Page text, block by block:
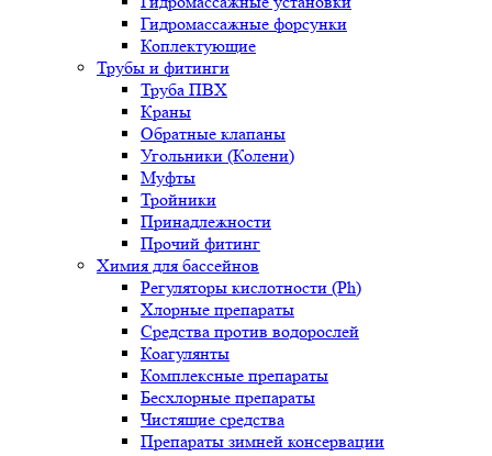
Гидромассажные форсунки
Коплектующие
Трубы и фитинги
Труба ПВХ
Краны
Обратные клапаны
Угольники (Колени)
Муфты
Тройники
Принадлежности
Прочий фитинг
Химия для бассейнов
Регуляторы кислотности (Ph)
Хлорные препараты
Средства против водорослей
Коагулянты
Комплексные препараты
Бесхлорные препараты
Чистящие средства
Препараты зимней консервации